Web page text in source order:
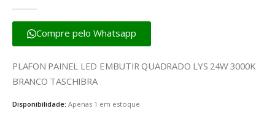
Compre pelo Whatsapp
PLAFON PAINEL LED EMBUTIR QUADRADO LYS 24W 3000K
BRANCO TASCHIBRA
Disponibilidade: Apenas 1 em estoque